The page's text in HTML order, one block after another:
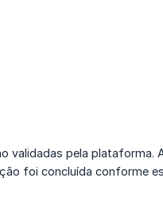
pela plataforma.
foi concluída conforme